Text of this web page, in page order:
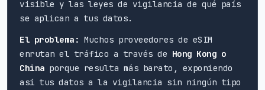
visible y las leyes de vigilancia de qué país
se aplican a tus datos.
El problema: Muchos proveedores de eSIM
enrutan el tráfico a través de Hong Kong o
China porque resulta más barato, exponiendo
así tus datos a la vigilancia sin ningún tipo